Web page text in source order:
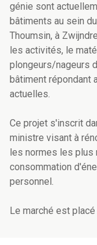
génie sont
bâtiments au sein
Thoumsin, à
les activités, le
plongeurs/nageurs
bâtiment répondant
actuelles.
Ce projet s'inscrit
ministre visant à
les normes les
consommation
personnel.
Le marché est